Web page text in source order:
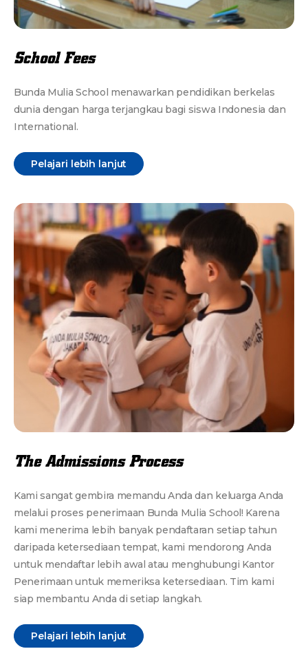
School Fees
Bunda Mulia School menawarkan pendidikan berkelas
dunia dengan harga terjangkau bagi siswa Indonesia dan
International.
Pelajari lebih lanjut
The Admissions Process
Kami sangat gembira memandu Anda dan keluarga Anda
melalui proses penerimaan Bunda Mulia School! Karena
kami menerima lebih banyak pendaftaran setiap tahun
daripada ketersediaan tempat, kami mendorong Anda
untuk mendaftar lebih awal atau menghubungi Kantor
Penerimaan untuk memeriksa ketersediaan. Tim kami
siap membantu Anda di setiap langkah.
Pelajari lebih lanjut